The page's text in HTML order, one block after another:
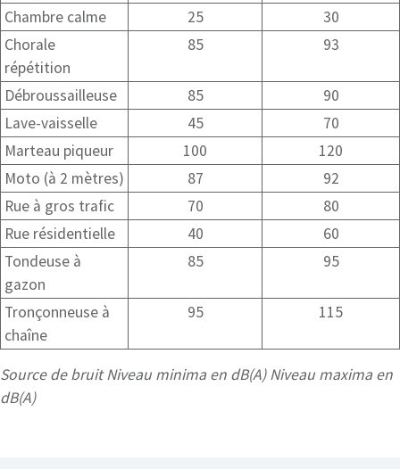
Chambre calme 25
30
Chorale
répétition
85 93
Débroussailleuse 85
90
Lave-vaisselle
45
70
Marteau piqueur
100
120
Moto (à 2 mètres)
87
92
Rue à gros trafic
70
80
Rue résidentielle
40
60
Tondeuse à
gazon
85 95
Tronçonneuse à
chaîne
95 115
Source de bruit Niveau minima en dB(A) Niveau maxima en
dB(A)